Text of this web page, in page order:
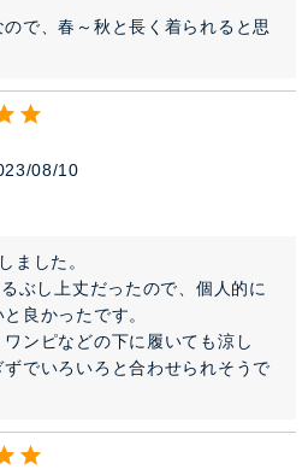
で、春～秋と長く着られると思
08/10
ました。
ぶし上丈だったので、個人的に
良かったです。
ンピなどの下に履いても涼し
でいろいろと合わせられそうで